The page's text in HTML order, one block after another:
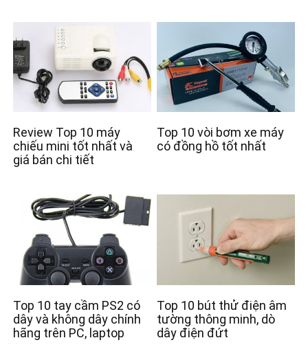
Review Top 10 máy
chiếu mini tốt nhất và
giá bán chi tiết
Top 10 vòi bơm xe máy
có đồng hồ tốt nhất
Top 10 tay cầm PS2 có
dây và không dây chính
hãng trên PC, laptop
Top 10 bút thử điện âm
tường thông minh, dò
dây điện đứt